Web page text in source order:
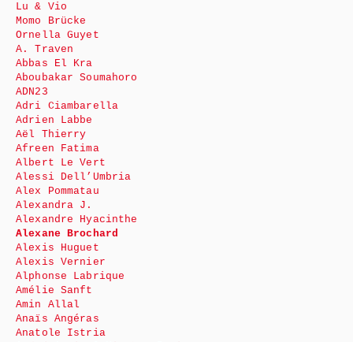
Lu & Vio
Momo Brücke
Ornella Guyet
A. Traven
Abbas El Kra
Aboubakar Soumahoro
ADN23
Adri Ciambarella
Adrien Labbe
Aël Thierry
Afreen Fatima
Albert Le Vert
Alessi Dell’Umbria
Alex Pommatau
Alexandra J.
Alexandre Hyacinthe
Alexane Brochard
Alexis Huguet
Alexis Vernier
Alphonse Labrique
Amélie Sanft
Amin Allal
Anaïs Angéras
Anatole Istria